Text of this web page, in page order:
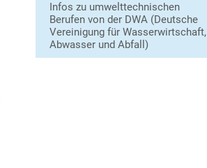
Infos zu umwelttechnischen
Berufen von der DWA (Deutsche
Vereinigung für Wasserwirtschaft,
Abwasser und Abfall)